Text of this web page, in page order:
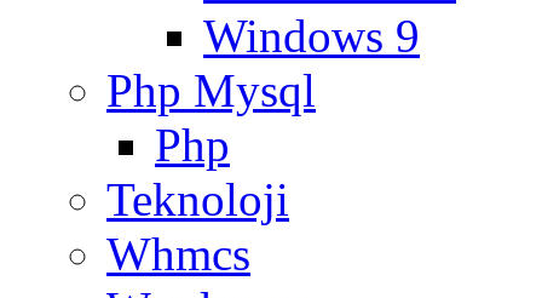
Windows 9
Php Mysql
Php
Teknoloji
Whmcs